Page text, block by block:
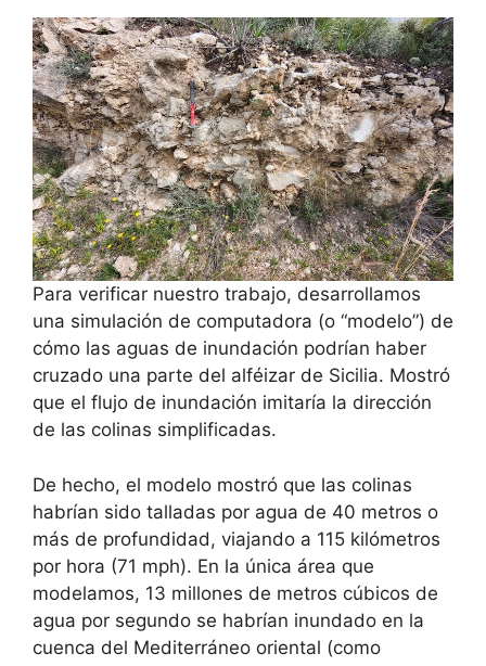
Para verificar nuestro trabajo, desarrollamos
una simulación de computadora (o “modelo”) de
cómo las aguas de inundación podrían haber
cruzado una parte del alféizar de Sicilia. Mostró
que el flujo de inundación imitaría la dirección
de las colinas simplificadas.
De hecho, el modelo mostró que las colinas
habrían sido talladas por agua de 40 metros o
más de profundidad, viajando a 115 kilómetros
por hora (71 mph). En la única área que
modelamos, 13 millones de metros cúbicos de
agua por segundo se habrían inundado en la
cuenca del Mediterráneo oriental (como